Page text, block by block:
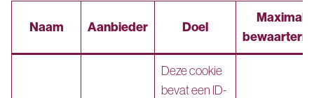
Naam Aanbieder Doel
Maximale
Deze cookie
bevat een ID-